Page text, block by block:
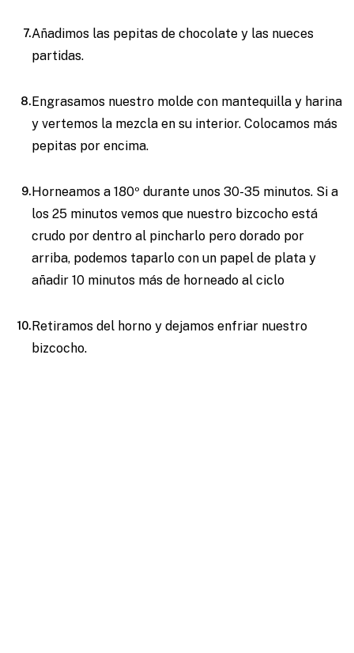
Añadimos las pepitas de chocolate y las nueces
partidas.
Engrasamos nuestro molde con mantequilla y harina
y vertemos la mezcla en su interior. Colocamos más
pepitas por encima.
Horneamos a 180º durante unos 30-35 minutos. Si a
los 25 minutos vemos que nuestro bizcocho está
crudo por dentro al pincharlo pero dorado por
arriba, podemos taparlo con un papel de plata y
añadir 10 minutos más de horneado al ciclo
Retiramos del horno y dejamos enfriar nuestro
bizcocho.